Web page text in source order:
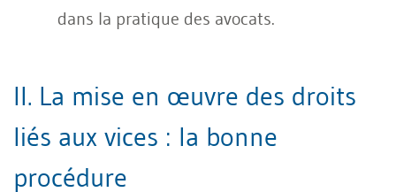
dans la pratique des avocats.
II. La mise en œuvre des droits
liés aux vices : la bonne
procédure